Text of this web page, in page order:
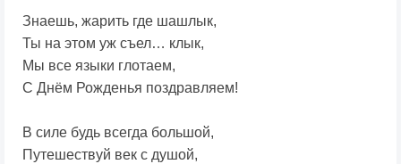
Знаешь, жарить где шашлык,
Ты на этом уж съел… клык,
Мы все языки глотаем,
С Днём Рожденья поздравляем!
В силе будь всегда большой,
Путешествуй век с душой,